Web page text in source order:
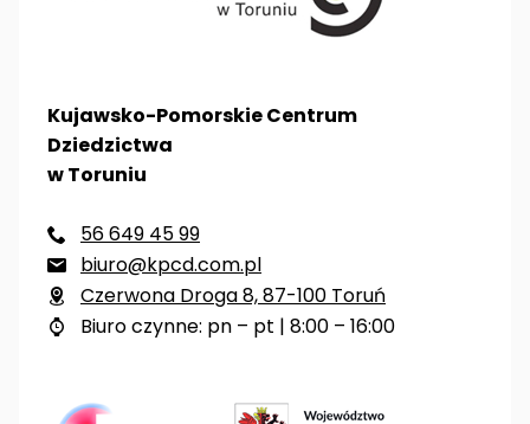
Kujawsko-Pomorskie Centrum
Dziedzictwa
w Toruniu
 56 649 45 99
 biuro@kpcd.com.pl
 Czerwona Droga 8, 87-100 Toruń
 Biuro czynne: pn – pt | 8:00 – 16:00